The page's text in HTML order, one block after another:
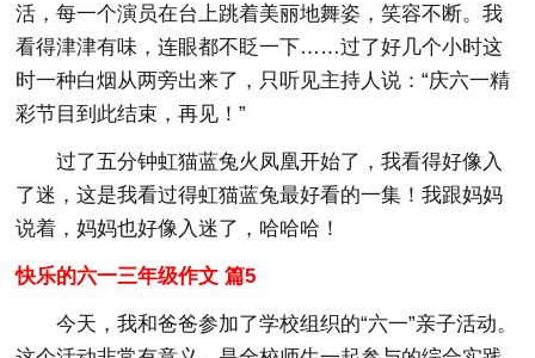
活，每一个演员在台上跳着美丽地舞姿，笑容不断。我
看得津津有味，连眼都不眨一下……过了好几个小时这
时一种白烟从两旁出来了，只听见主持人说：“庆六一精
彩节目到此结束，再见！”
过了五分钟虹猫蓝兔火凤凰开始了，我看得好像入
了迷，这是我看过得虹猫蓝兔最好看的一集！我跟妈妈
说着，妈妈也好像入迷了，哈哈哈！
快乐的六一三年级作文 篇5
今天，我和爸爸参加了学校组织的“六一”亲子活动。